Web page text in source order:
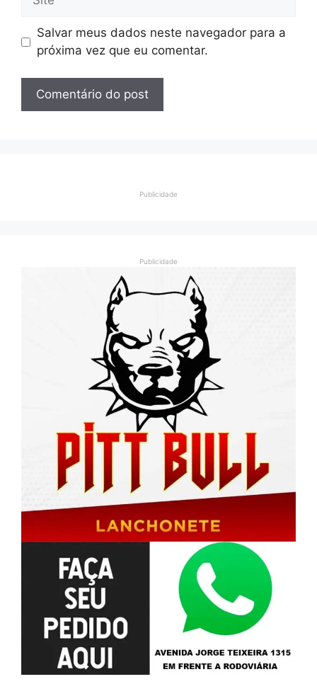
Salvar meus dados neste navegador para a
próxima vez que eu comentar.
Publicidade
Publicidade